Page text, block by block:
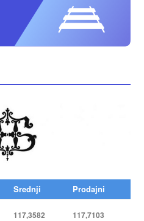
Srednji Prodajni
117,3582 117,7103